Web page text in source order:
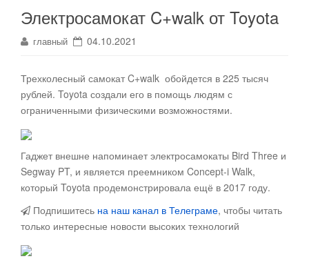
Электросамокат C+walk от Toyota
главный 04.10.2021
Трехколесный самокат C+walk обойдется в 225 тысяч
рублей. Toyota создали его в помощь людям с
ограниченными физическими возможностями.
Гаджет внешне напоминает электросамокаты Bird Three и
Segway PT, и является преемником Concept-i Walk,
который Toyota продемонстрировала ещё в 2017 году.
Подпишитесь на наш канал в Телеграме, чтобы читать
только интересные новости высоких технологий